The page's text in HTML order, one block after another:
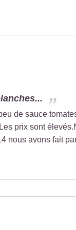
de sauce
prix sont
nous avons fait